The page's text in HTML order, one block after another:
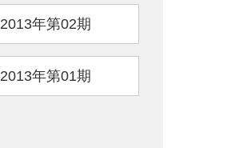
2013年第02期
2013年第01期